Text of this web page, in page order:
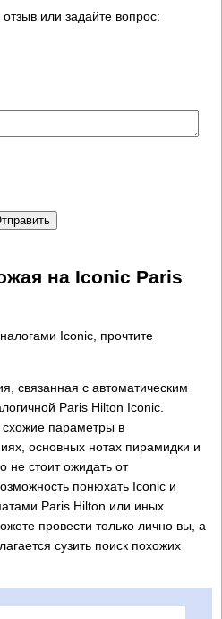
или задайте вопрос:
на Iconic Paris
Iconic, прочтите
связанная с автоматическим
Paris Hilton Iconic.
схожие параметры в
основных нотах пирамидки и
не стоит ожидать от
понюхать Iconic и
Paris Hilton или иных
провести только лично вы, а
сузить поиск похожих